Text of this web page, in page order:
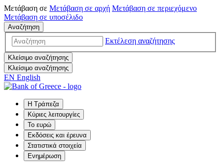
Μετάβαση σε Μετάβαση σε αρχή Μετάβαση σε περιεχόμενο
Μετάβαση σε υποσέλιδο
Αναζήτηση
Εκτέλεση αναζήτησης
Κλείσιμο αναζήτησης
Κλείσιμο αναζήτησης
EN English
Η Τράπεζα
Κύριες λειτουργίες
Το ευρώ
Εκδόσεις και έρευνα
Στατιστικά στοιχεία
Ενημέρωση